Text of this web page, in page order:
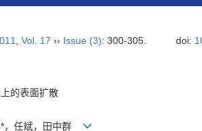
Vol. 17 ›› Issue (3): 300-305. doi:
的表面扩散
*，任斌，田中群